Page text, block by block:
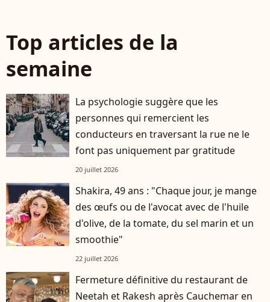
Top articles de la
semaine
La psychologie suggère que les
personnes qui remercient les
conducteurs en traversant la rue ne le
font pas uniquement par gratitude
20 juillet 2026
Shakira, 49 ans : "Chaque jour, je mange
des œufs ou de l'avocat avec de l'huile
d'olive, de la tomate, du sel marin et un
smoothie"
22 juillet 2026
Fermeture définitive du restaurant de
Neetah et Rakesh après Cauchemar en